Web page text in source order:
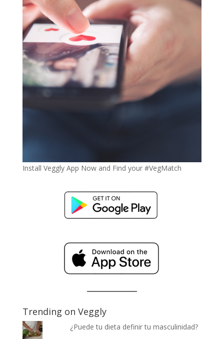
Install Veggly App Now and Find your #VegMatch
Trending on Veggly
¿Puede tu dieta definir tu masculinidad?